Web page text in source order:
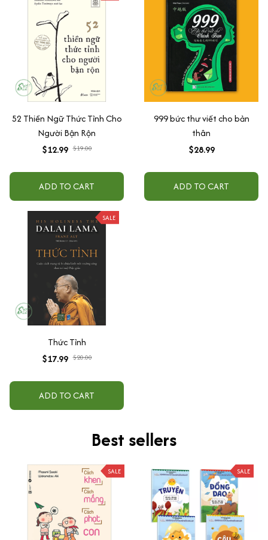
52 Thiền Ngữ Thức Tỉnh Cho
Người Bận Rộn
$12.99 $19.00
ADD TO CART
999 bức thư viết cho bản
thân
$28.99
ADD TO CART
SALE
Thức Tỉnh
$17.99 $20.00
ADD TO CART
Best sellers
SALE SALE